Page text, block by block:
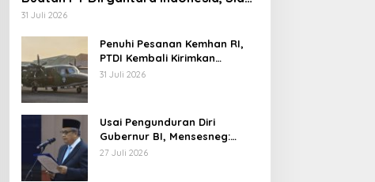
Dukung Berbagai Operasi TNI
31 Juli 2026
Penuhi Pesanan Kemhan RI,
PTDI Kembali Kirimkan
Pesawat NC212i ke Pangkalan
31 Juli 2026
Usai Pengunduran Diri
Gubernur BI, Mensesneg:
Segera Terbit Keppres
27 Juli 2026